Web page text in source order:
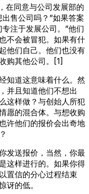
在同意与公司发展部的
售公司吗？”如果答案
注于发展公司。”他们
不会被冒犯。如果有什
他们自己。他们也没有
购其他公司。[1]
知道这意味着什么。然
并且知道他们不想出
这样做？与创始人所犯
愿的混合体。与想收购
许他们的报价会出奇地
发送报价，当然，你最
这样进行的。如果你得
置信的分心过程结束
讶的低。